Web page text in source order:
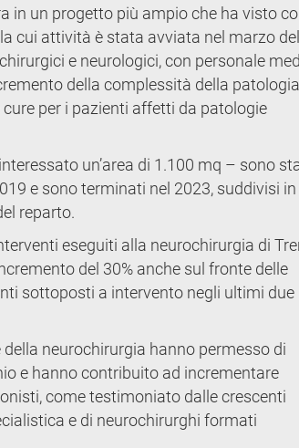
in un progetto più ampio che ha visto
cui attività è stata avviata nel marzo del
e neurologici, con personale
della complessità della patologia
per i pazienti affetti da patologie
un’area di 1.100 mq – sono
e sono terminati nel 2023, suddivisi
reparto.
eseguiti alla neurochirurgia di
del 30% anche sul fronte delle
sottoposti a intervento negli ultimi due
neurochirurgia hanno permesso di
e hanno contribuito ad incrementare
come testimoniato dalle crescenti
e di neurochirurghi formati